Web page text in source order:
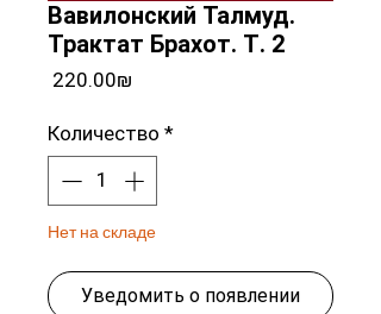
Вавилонский Талмуд.
Трактат Брахот. Т. 2
‏220.00 ‏₪
Количество *
Нет на складе
Уведомить о появлении